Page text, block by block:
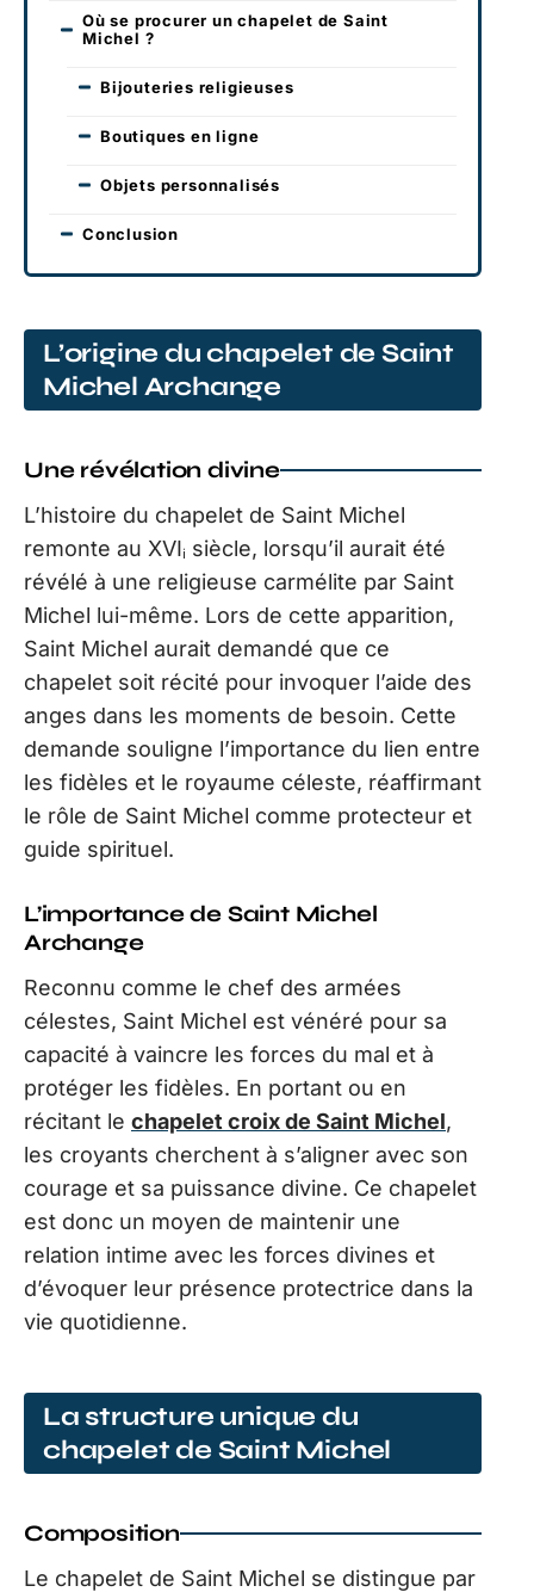
Où se procurer un chapelet de Saint
Michel ?
Bijouteries religieuses
Boutiques en ligne
Objets personnalisés
Conclusion
L’origine du chapelet de Saint
Michel Archange
Une révélation divine
L’histoire du chapelet de Saint Michel
remonte au XVIᵢ siècle, lorsqu’il aurait été
révélé à une religieuse carmélite par Saint
Michel lui-même. Lors de cette apparition,
Saint Michel aurait demandé que ce
chapelet soit récité pour invoquer l’aide des
anges dans les moments de besoin. Cette
demande souligne l’importance du lien entre
les fidèles et le royaume céleste, réaffirmant
le rôle de Saint Michel comme protecteur et
guide spirituel.
L’importance de Saint Michel
Archange
Reconnu comme le chef des armées
célestes, Saint Michel est vénéré pour sa
capacité à vaincre les forces du mal et à
protéger les fidèles. En portant ou en
récitant le chapelet croix de Saint Michel,
les croyants cherchent à s’aligner avec son
courage et sa puissance divine. Ce chapelet
est donc un moyen de maintenir une
relation intime avec les forces divines et
d’évoquer leur présence protectrice dans la
vie quotidienne.
La structure unique du
chapelet de Saint Michel
Composition
Le chapelet de Saint Michel se distingue par